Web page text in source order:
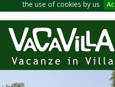
the use of cookies by us